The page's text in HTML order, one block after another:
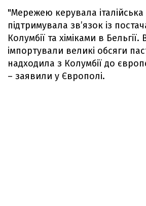
"Мережею керувала
підтримувала зв’язок із
Колумбії та хіміками в Бельгії.
імпортували великі обсяги
надходила з Колумбії до
– заявили у Європолі.